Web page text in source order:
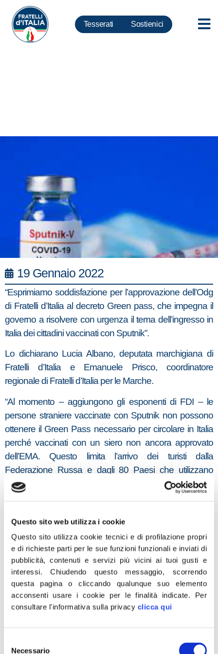
Questo sito web utilizza i cookie
Questo sito utilizza cookie tecnici e di profilazione propri
e di richieste parti per le sue funzioni funzionali e inviati di
pubblicità, contenuti e servizi più vicini ai tuoi gusti e
interessi.Chiudendo questo messaggio, scorrendo
questa pagina o cliccando qualunque suo elemento
acconsenti usare i cookie per le finalità indicate. Per
consultare l'informativa sulla privacy clicca qui
delNecessario
Tesserati Sostienici
19 Gennaio 2022
“Esprimiamo soddisfazione per l’approvazione dell’Odg
di Fratelli d’Italia al decreto Green pass, che impegna il
governo a risolvere con urgenza il tema dell’ingresso in
Italia dei cittadini vaccinati con Sputnik”.
Lo dichiarano Lucia Albano, deputata marchigiana di
Fratelli d’Italia e Emanuele Prisco, coordinatore
regionale di Fratelli d’Italia per le Marche.
“Al momento – aggiungono gli esponenti di FDI – le
persone straniere vaccinate con Sputnik non possono
ottenere il Green Pass necessario per circolare in Italia
perché vaccinati con un siero non ancora approvato
dell’EMA. Questo limita l’arrivo dei turisti dalla
Federazione Russa e dagli 80 Paesi che utilizzano
questo siero. Turisti che, per l’economia della nostra
Nazione, sono una risorsa fondamentale. Il mercato
turismo: i dati raccontano che quasi un milione e
trecentomila russi hanno visitato l’Italia nel 2019, con un
aumento di quasi il 70 per cento rispetto all’anno
precedente. I grandi buyer russi – proseguono Albano e
Prisco – non hanno potuto partecipare alla
manifestazione Pitti Uomo, in programma dall’11 al 13
gennaio e tale constatazione ha messo in allarme molti
Sabatini, che ha posto importanti considerazioni alle